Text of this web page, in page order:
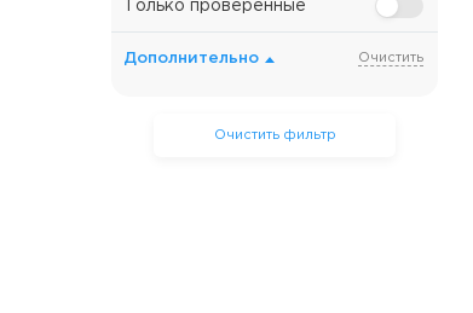
Только проверенные
Дополнительно Очистить
Очистить фильтр